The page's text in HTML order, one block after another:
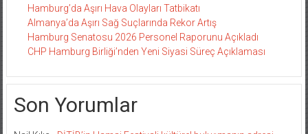
Hamburg’da Aşırı Hava Olayları Tatbikatı
Almanya’da Aşırı Sağ Suçlarında Rekor Artış
Hamburg Senatosu 2026 Personel Raporunu Açıkladı
CHP Hamburg Birliği’nden Yeni Siyasi Süreç Açıklaması
Son Yorumlar